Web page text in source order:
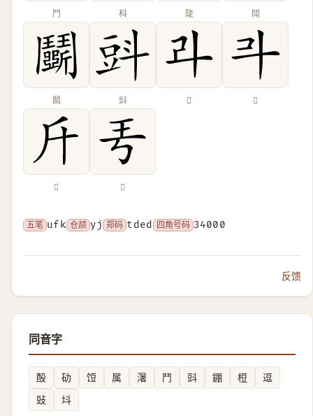
鬥 枓 陡 鬦
鬭 㪷 𠦁 𣁬
𣂑 𤣫
五笔 ufk 仓颉 yj 郑码 tded 四角号码 34000
反馈
同音字
酘 劯 饾 属 濐 鬥 㪷 錋 梪
逗
䜴
㘰